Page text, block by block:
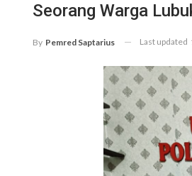
Seorang Warga
By Pemred Saptarius Last updated